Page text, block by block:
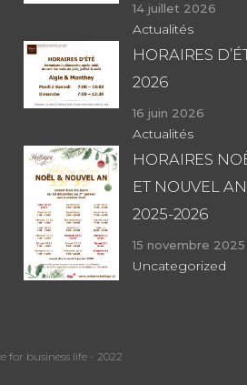
14 juillet 2026
Actualités
HORAIRES
2026
16 juin 2026
Actualités
HORAIRES
ET NOUVEL AN
2025-2026
15 novembre 2025
Uncategorized
for business life - 2022